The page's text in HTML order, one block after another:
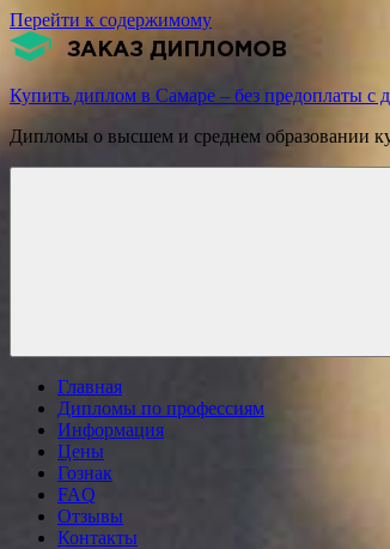
Перейти к содержимому
Купить диплом в Самаре – без предоплаты с
Дипломы о высшем и среднем образовании
Главная
Дипломы по профессиям
Информация
Цены
Гознак
FAQ
Отзывы
Контакты